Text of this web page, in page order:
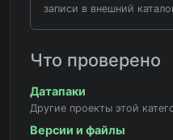
записи в внешний
Что проверено
Датапаки
Другие проекты этой
Версии и файлы